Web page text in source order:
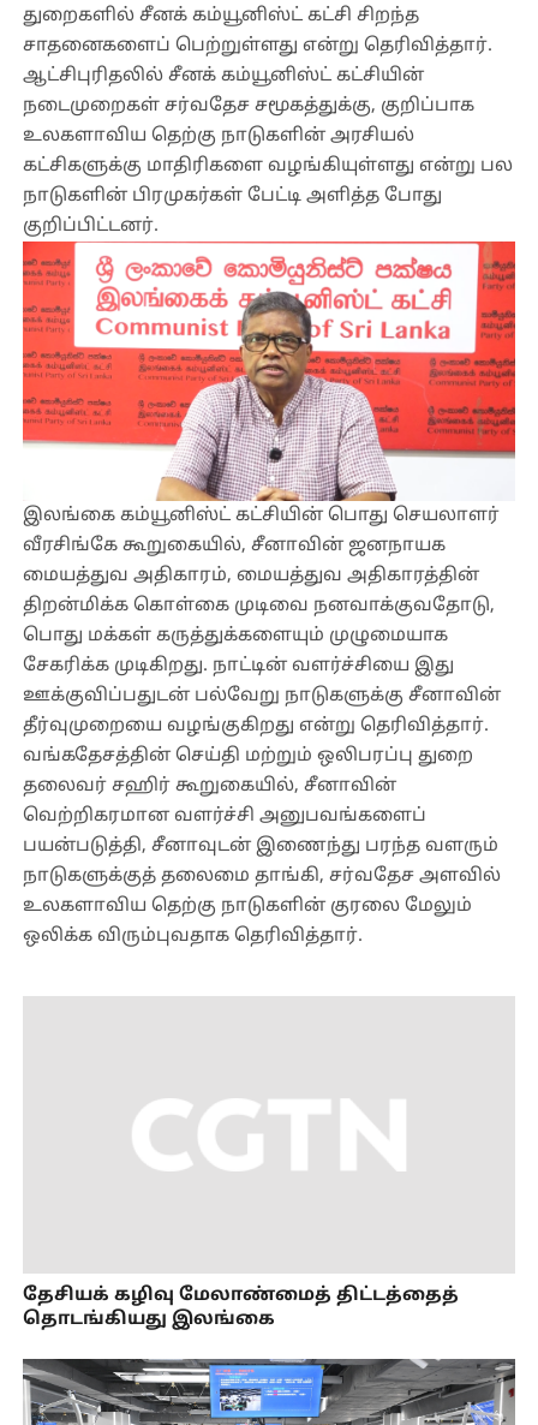
துறைகளில் சீனக் கம்யூனிஸ்ட் கட்சி சிறந்த
சாதனைகளைப் பெற்றுள்ளது என்று தெரிவித்தார்.
ஆட்சிபுரிதலில் சீனக் கம்யூனிஸ்ட் கட்சியின்
நடைமுறைகள் சர்வதேச சமூகத்துக்கு, குறிப்பாக
உலகளாவிய தெற்கு நாடுகளின் அரசியல்
கட்சிகளுக்கு மாதிரிகளை வழங்கியுள்ளது என்று பல
நாடுகளின் பிரமுகர்கள் பேட்டி அளித்த போது
குறிப்பிட்டனர்.
இலங்கை கம்யூனிஸ்ட் கட்சியின் பொது செயலாளர்
வீரசிங்கே கூறுகையில், சீனாவின் ஜனநாயக
மையத்துவ அதிகாரம், மையத்துவ அதிகாரத்தின்
திறன்மிக்க கொள்கை முடிவை நனவாக்குவதோடு,
பொது மக்கள் கருத்துக்களையும் முழுமையாக
சேகரிக்க முடிகிறது. நாட்டின் வளர்ச்சியை இது
ஊக்குவிப்பதுடன் பல்வேறு நாடுகளுக்கு சீனாவின்
தீர்வுமுறையை வழங்குகிறது என்று தெரிவித்தார்.
வங்கதேசத்தின் செய்தி மற்றும் ஒலிபரப்பு துறை
தலைவர் சஹிர் கூறுகையில், சீனாவின்
வெற்றிகரமான வளர்ச்சி அனுபவங்களைப்
பயன்படுத்தி, சீனாவுடன் இணைந்து பரந்த வளரும்
நாடுகளுக்குத் தலைமை தாங்கி, சர்வதேச அளவில்
உலகளாவிய தெற்கு நாடுகளின் குரலை மேலும்
ஒலிக்க விரும்புவதாக தெரிவித்தார்.
தேசியக் கழிவு மேலாண்மைத் திட்டத்தைத்
தொடங்கியது இலங்கை